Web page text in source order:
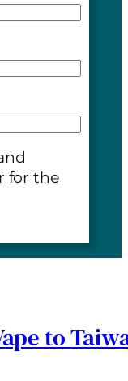
to
for the